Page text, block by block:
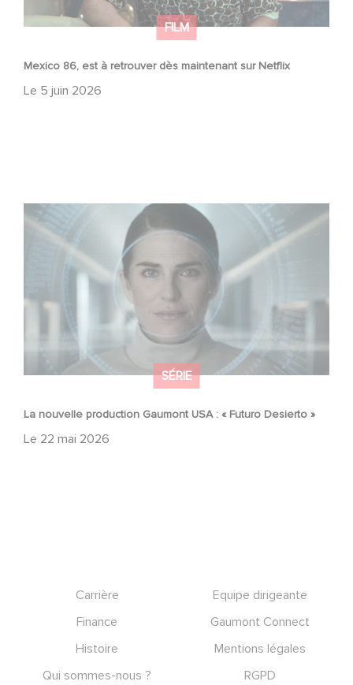
FILM
Mexico 86, est à retrouver dès maintenant sur Netflix
Le 5 juin 2026
SÉRIE
La nouvelle production Gaumont USA : « Futuro Desierto »
Le 22 mai 2026
La nouvelle production Gaumont USA : « Futuro Desierto
Carrière
Equipe dirigeante
Finance
Gaumont Connect
Histoire
Mentions légales
Qui sommes-nous ?
RGPD